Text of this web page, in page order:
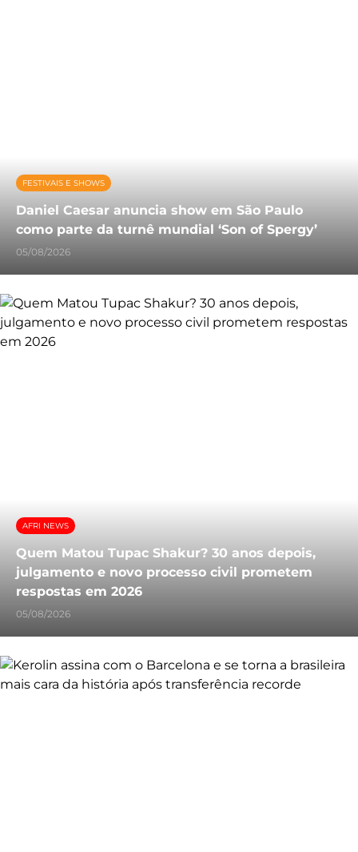
FESTIVAIS E SHOWS
Daniel Caesar anuncia show em São Paulo
como parte da turnê mundial ‘Son of Spergy’
05/08/2026
AFRI NEWS
Quem Matou Tupac Shakur? 30 anos depois,
julgamento e novo processo civil prometem
respostas em 2026
05/08/2026